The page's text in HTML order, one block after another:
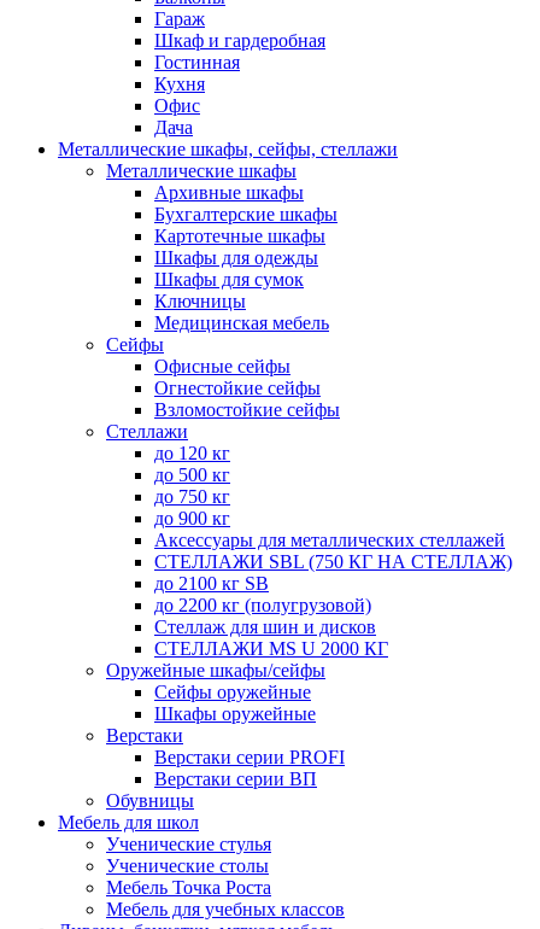
Гараж
Шкаф и гардеробная
Гостинная
Кухня
Офис
Дача
Металлические шкафы, сейфы, стеллажи
Металлические шкафы
Архивные шкафы
Бухгалтерские шкафы
Картотечные шкафы
Шкафы для одежды
Шкафы для сумок
Ключницы
Медицинская мебель
Сейфы
Офисные сейфы
Огнестойкие сейфы
Взломостойкие сейфы
Стеллажи
до 120 кг
до 500 кг
до 750 кг
до 900 кг
Аксессуары для металлических стеллажей
СТЕЛЛАЖИ SBL (750 КГ НА СТЕЛЛАЖ)
до 2100 кг SB
до 2200 кг (полугрузовой)
Стеллаж для шин и дисков
СТЕЛЛАЖИ MS U 2000 КГ
Оружейные шкафы/сейфы
Сейфы оружейные
Шкафы оружейные
Верстаки
Верстаки серии PROFI
Верстаки серии ВП
Обувницы
Мебель для школ
Ученические стулья
Ученические столы
Мебель Точка Роста
Мебель для учебных классов